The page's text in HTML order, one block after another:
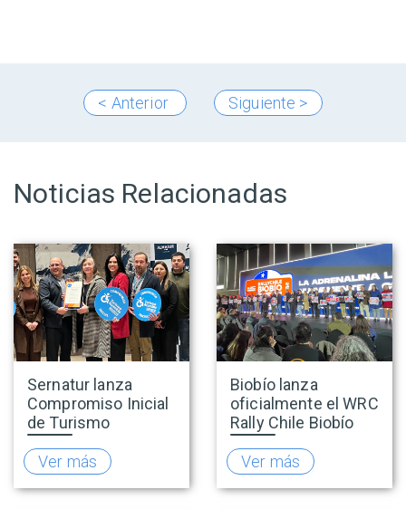
< Anterior Siguiente >
Noticias Relacionadas
Sernatur lanza
Compromiso Inicial
de Turismo
Accesible para
promover una
oferta turística más
inclusiva
Ver más
Biobío lanza
oficialmente el WRC
Rally Chile Biobío
2026 con 141
empresas
adheridas al Sello
Rally
Ver más